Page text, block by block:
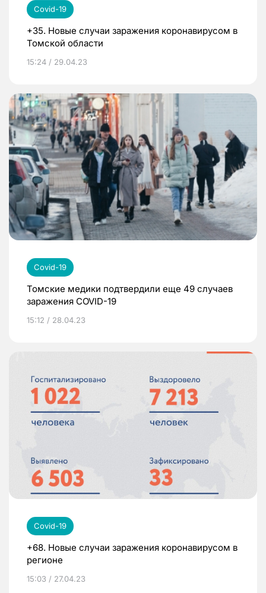
Covid-19
+35. Новые случаи заражения коронавирусом в
Томской области
15:24 / 29.04.23
Covid-19
Томские медики подтвердили еще 49 случаев
заражения COVID-19
15:12 / 28.04.23
Covid-19
+68. Новые случаи заражения коронавирусом в
регионе
15:03 / 27.04.23